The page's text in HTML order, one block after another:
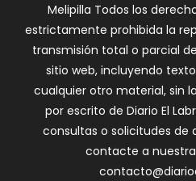
Melipilla Todos los
estrictamente prohibida la
transmisión total o parcial
sitio web, incluyendo
cualquier otro material, sin
por escrito de Diario El
consultas o solicitudes de
contacte a